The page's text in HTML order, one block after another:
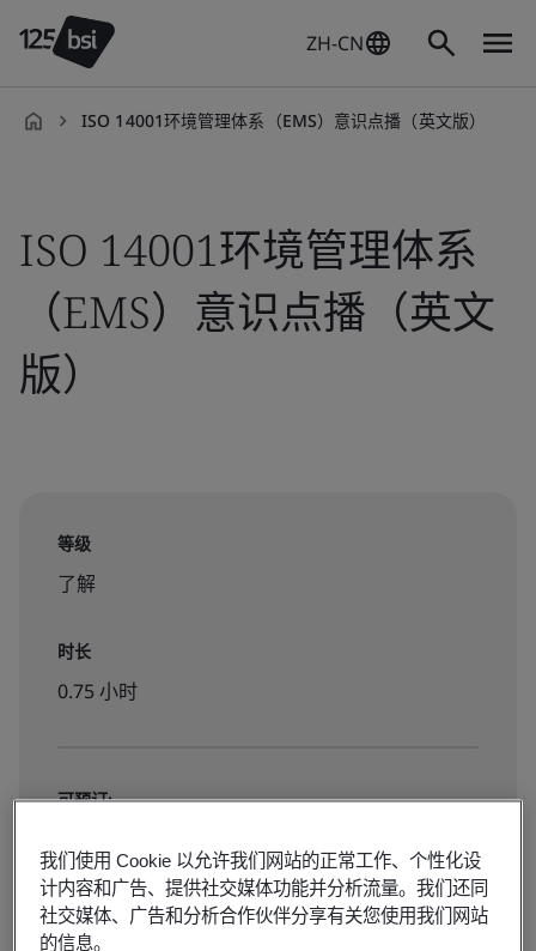
ZH-CN
ISO 14001环境管理体系（EMS）意识点播（英文版）
ISO 14001环境管理体系
（EMS）意识点播（英文
版）
等级
了解
时长
0.75 小时
可预订:
¥200
我们使用 Cookie 以允许我们网站的正常工作、个性化设
计内容和广告、提供社交媒体功能并分析流量。我们还同
社交媒体、广告和分析合作伙伴分享有关您使用我们网站
的信息。